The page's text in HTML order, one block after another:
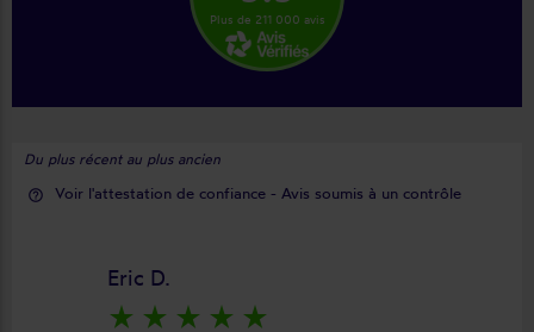
Plus de 211 000 avis
Du plus récent au plus ancien
help_outline Voir l'attestation de confiance - Avis soumis à un contrôle
Eric D.
star_rate star_rate star_rate star_rate star_rate